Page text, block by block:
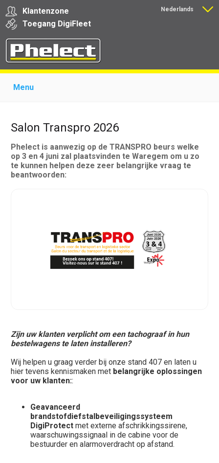
Klantenzone
Toegang DigiFleet
Nederlands
Menu
Producten voor transporteurs
Salon Transpro 2026
Phelect is aanwezig op de TRANSPRO beurs welke
op 3 en 4 juni zal plaatsvinden te Waregem om u zo
te kunnen helpen deze zeer belangrijke vraag te
beantwoorden:
Zijn uw klanten verplicht om een tachograaf in hun
bestelwagens te laten installeren?
Wij helpen u graag verder bij onze stand 407 en laten u
hier tevens kennismaken met belangrijke oplossingen
voor uw klanten::
Geavanceerd
brandstofdiefstalbeveiligingssysteem
DigiProtect met externe afschrikkingssirene,
waarschuwingssignaal in de cabine voor de
bestuurder en alarmoverdracht op afstand.